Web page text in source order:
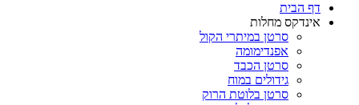
דף הבית
אינדקס מחלות
סרטן במיתרי הקול
אפנדימומה
סרטן הכבד
גידולים במוח
סרטן בלוטת הרוק